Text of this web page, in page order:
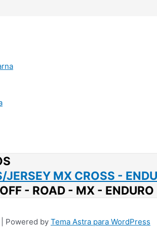
JERSEY MX CROSS -
- ROAD - MX - ENDURO
Powered by Tema Astra para WordPress